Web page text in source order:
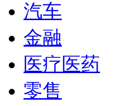
汽车
金融
医疗医药
零售